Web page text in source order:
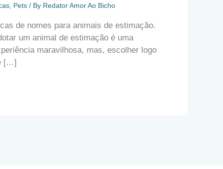
, Pets/ By Redator Amor Ao Bicho
de nomes para animais de estimação.
um animal de estimação é uma
maravilhosa, mas, escolher logo
[…]